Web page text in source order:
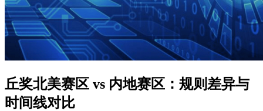
丘奖北美赛区 vs 内地赛区：规则差异与
时间线对比